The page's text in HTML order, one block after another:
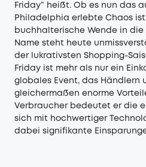
Friday“ heißt. Ob es nun das
Philadelphia erlebte Chaos
buchhalterische Wende in die
Name steht heute
der lukrativsten Shopping-
Friday ist mehr als nur ein
globales Event, das Händlern
gleichermaßen enorme
Verbraucher bedeutet er die
sich mit hochwertiger
dabei signifikante